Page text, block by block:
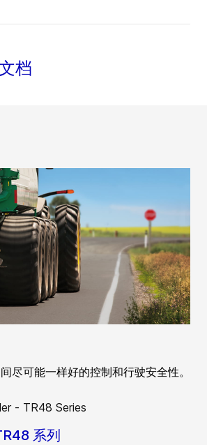
档
尽可能一样好的控制和行驶安全性。
系列